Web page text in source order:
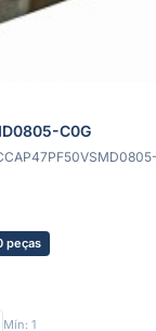
C0G
peças
Mín: 1